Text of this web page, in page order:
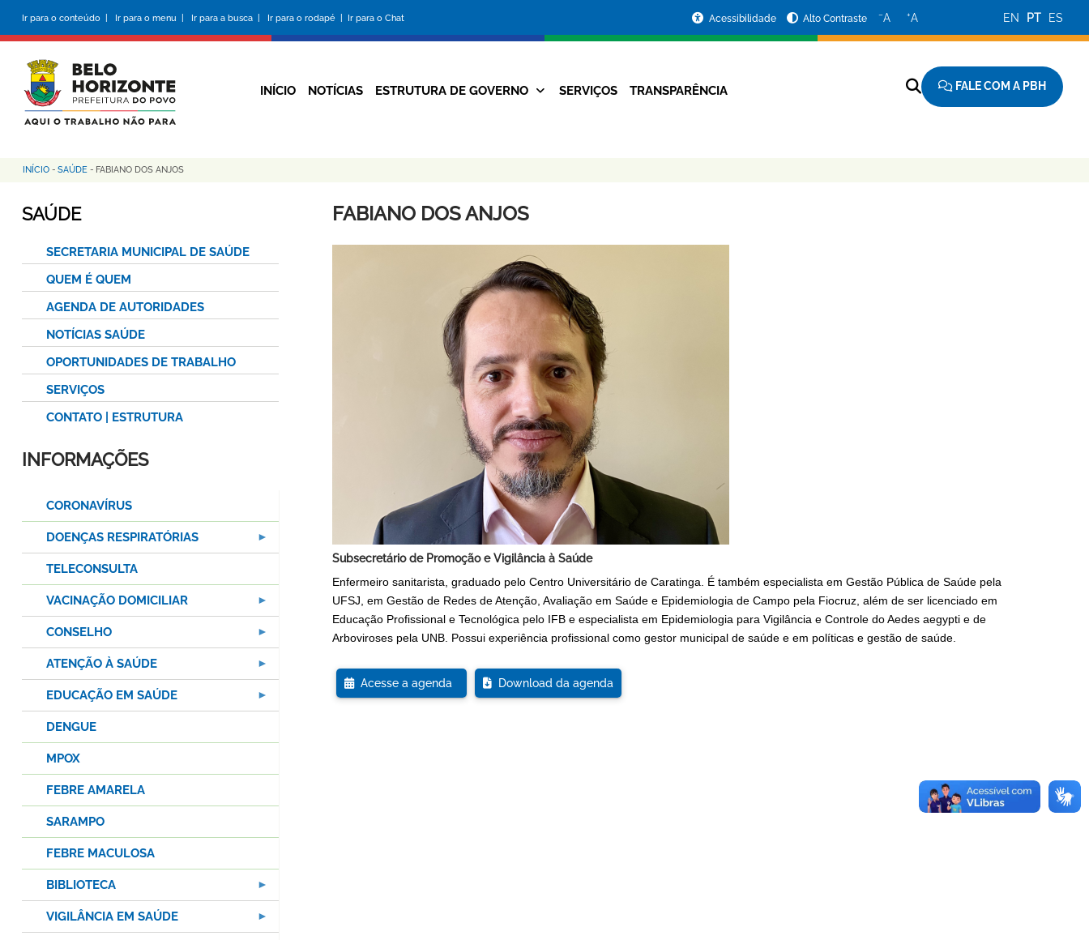
conteúdo
principal
Ir para o conteúdo | Ir para o menu | Ir para a busca | Ir para o rodapé | Ir para o Chat
da
Prefeitura
Acessibilidade Alto Contraste −A +A EN PT ES
Navegação
INÍCIO NOTÍCIAS ESTRUTURA DE GOVERNO SERVIÇOS TRANSPARÊNCIA FALE COM A PBH
Trilha
de
INÍCIO - SAÚDE - FABIANO DOS ANJOS
FABIANO DOS ANJOS
Subsecretário de Promoção e Vigilância à Saúde
Enfermeiro sanitarista, graduado pelo Centro Universitário de Caratinga. É também especialista em Gestão Pública de Saúde pela
UFSJ, em Gestão de Redes de Atenção, Avaliação em Saúde e Epidemiologia de Campo pela Fiocruz, além de ser licenciado em
Educação Profissional e Tecnológica pelo IFB e especialista em Epidemiologia para Vigilância e Controle do Aedes aegypti e de
Arboviroses pela UNB. Possui experiência profissional como gestor municipal de saúde e em políticas e gestão de saúde.
Acesse a agenda Download da agenda
SAÚDE
SECRETARIA MUNICIPAL DE SAÚDE
QUEM É QUEM
AGENDA DE AUTORIDADES
NOTÍCIAS SAÚDE
OPORTUNIDADES DE TRABALHO
SERVIÇOS
CONTATO | ESTRUTURA
INFORMAÇÕES
CORONAVÍRUS
DOENÇAS RESPIRATÓRIAS
TELECONSULTA
VACINAÇÃO DOMICILIAR
CONSELHO
ATENÇÃO À SAÚDE
EDUCAÇÃO EM SAÚDE
DENGUE
MPOX
FEBRE AMARELA
SARAMPO
FEBRE MACULOSA
BIBLIOTECA
VIGILÂNCIA EM SAÚDE